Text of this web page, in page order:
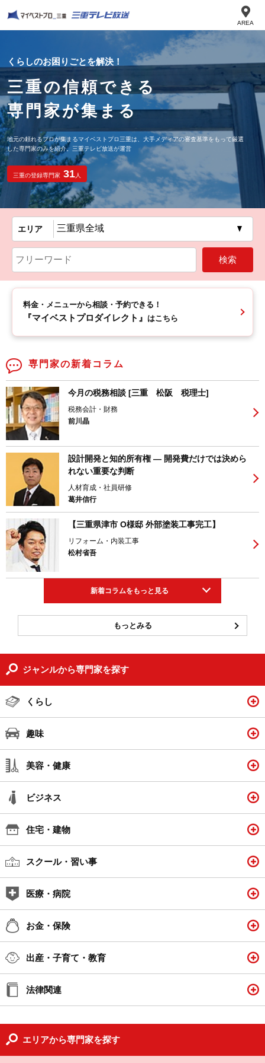
AREA
くらしのお困りごとを解決！
三重の信頼できる
専門家が集まる
地元の頼れるプロが集まるマイベストプロ三重は、大手メディアの審査基準をもって厳選
した専門家のみを紹介。三重テレビ放送が運営
三重の登録専門家 31人
エリア
料金・メニューから相談・予約できる！
『マイベストプロダイレクト』 はこちら
専門家の新着コラム
今月の税務相談 [三重 松阪 税理士]
税務会計・財務
前川晶
設計開発と知的所有権 ― 開発費だけでは決めら
れない重要な判断
人材育成・社員研修
葛井信行
【三重県津市 O様邸 外部塗装工事完工】
リフォーム・内装工事
松村省吾
新着コラムをもっと見る
もっとみる
ジャンルから専門家を探す
くらし
趣味
美容・健康
ビジネス
住宅・建物
スクール・習い事
医療・病院
お金・保険
出産・子育て・教育
法律関連
エリアから専門家を探す